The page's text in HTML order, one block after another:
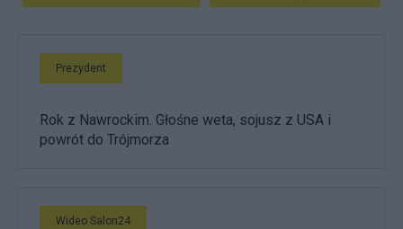
Prezydent
Rok z Nawrockim. Głośne weta, sojusz z USA i
powrót do Trójmorza
Wideo Salon24